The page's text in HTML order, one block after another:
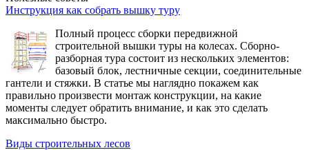
Инструкция как собрать вышку туру
Полный процесс сборки передвижной
строительной вышки туры на колесах. Сборно-
разборная тура состоит из нескольких элементов:
базовый блок, лестничные секции, соединительные
гантели и стяжки. В статье мы наглядно покажем как
правильно произвести монтаж конструкции, на какие
моменты следует обратить внимание, и как это сделать
максимально быстро.
Виды строительных лесов